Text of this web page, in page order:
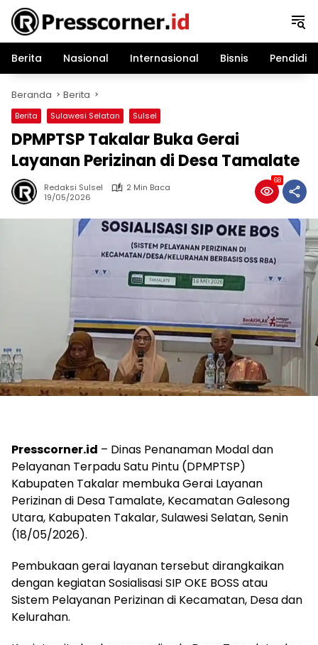
Langsung
konten
Berita
Nasional Internasional Bisnis
Beranda Berita
Berita Sulawesi Selatan Sulsel
DPMPTSP Takalar Buka Gerai
Layanan Perizinan di Desa Tamalate
Redaksi Sulsel
2 Min Baca
19/05/2026
68
Presscorner.id – Dinas Penanaman Modal dan
Pelayanan Terpadu Satu Pintu (DPMPTSP)
Kabupaten Takalar membuka Gerai Layanan
Perizinan di Desa Tamalate, Kecamatan Galesong
Utara, Kabupaten Takalar, Sulawesi Selatan, Senin
(18/05/2026).
Pembukaan gerai layanan tersebut dirangkaikan
dengan kegiatan Sosialisasi SIP OKE BOSS atau
Sistem Pelayanan Perizinan di Kecamatan, Desa dan
Kelurahan.